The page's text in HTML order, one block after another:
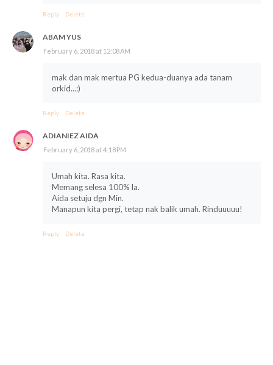
Reply Delete
ABAM YUS
February 6, 2018 at 12:08 AM
mak dan mak mertua PG kedua-duanya ada tanam
orkid...:)
Reply Delete
ADIANIEZ AIDA
February 6, 2018 at 4:18 PM
Umah kita. Rasa kita.
Memang selesa 100% la.
Aida setuju dgn Min.
Manapun kita pergi, tetap nak balik umah. Rinduuuuu!
Reply Delete